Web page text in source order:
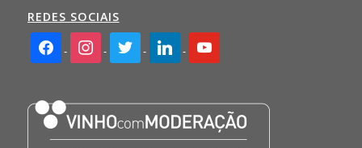
REDES SOCIAIS
facebook2instagramtwitter linkedin youtube